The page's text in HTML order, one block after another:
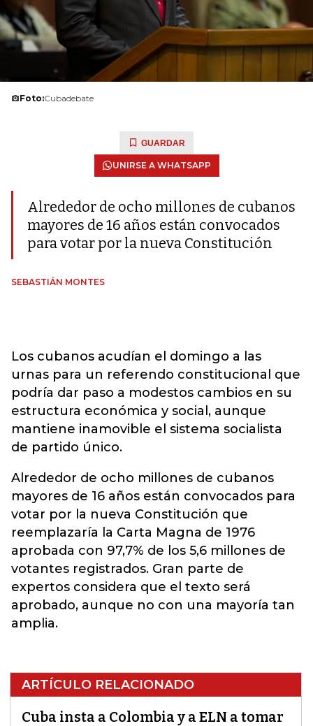
Foto:Cubadebate
GUARDAR
UNIRSE A WHATSAPP
Alrededor de ocho millones de cubanos
mayores de 16 años están convocados
para votar por la nueva Constitución
SEBASTIÁN MONTES
Los cubanos acudían el domingo a las
urnas para un referendo constitucional que
podría dar paso a modestos cambios en su
estructura económica y social, aunque
mantiene inamovible el sistema socialista
de partido único.
Alrededor de ocho millones de cubanos
mayores de 16 años están convocados para
votar por la nueva Constitución que
reemplazaría la Carta Magna de 1976
aprobada con 97,7% de los 5,6 millones de
votantes registrados. Gran parte de
expertos considera que el texto será
aprobado, aunque no con una mayoría tan
amplia.
ARTÍCULO RELACIONADO
Cuba insta a Colombia y a ELN a tomar